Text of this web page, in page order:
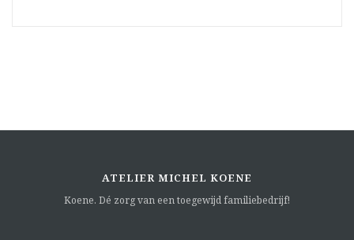
ATELIER MICHEL KOENE
Koene. Dé zorg van een toegewijd familiebedrijf!